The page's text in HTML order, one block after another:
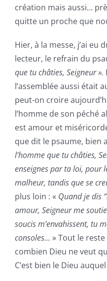
création mais aussi…
quitte un proche que
Hier, à la messe, j’ai eu
lecteur, le refrain du
que tu châties, Seigneur ».
l’assemblée aussi était
peut-on croire
l’homme de son péché
est amour et
que dit le psaume, bien
l’homme que tu châties,
enseignes par ta loi, pour
malheur, tandis que se
plus loin : « Quand je dis
amour, Seigneur me
soucis m’envahissent, tu
consoles… » Tout le
combien Dieu ne veut
C’est bien le Dieu